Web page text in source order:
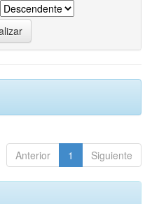
Anterior 1 Siguiente